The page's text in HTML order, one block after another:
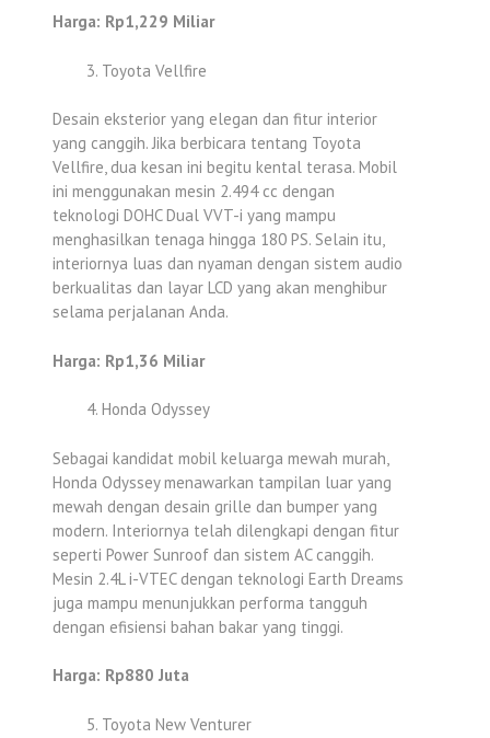
Harga: Rp1,229 Miliar
Toyota Vellfire
Desain eksterior yang elegan dan fitur interior
yang canggih. Jika berbicara tentang Toyota
Vellfire, dua kesan ini begitu kental terasa. Mobil
ini menggunakan mesin 2.494 cc dengan
teknologi DOHC Dual VVT-i yang mampu
menghasilkan tenaga hingga 180 PS. Selain itu,
interiornya luas dan nyaman dengan sistem audio
berkualitas dan layar LCD yang akan menghibur
selama perjalanan Anda.
Harga: Rp1,36 Miliar
Honda Odyssey
Sebagai kandidat mobil keluarga mewah murah,
Honda Odyssey menawarkan tampilan luar yang
mewah dengan desain grille dan bumper yang
modern. Interiornya telah dilengkapi dengan fitur
seperti Power Sunroof dan sistem AC canggih.
Mesin 2.4L i-VTEC dengan teknologi Earth Dreams
juga mampu menunjukkan performa tangguh
dengan efisiensi bahan bakar yang tinggi.
Harga: Rp880 Juta
Toyota New Venturer